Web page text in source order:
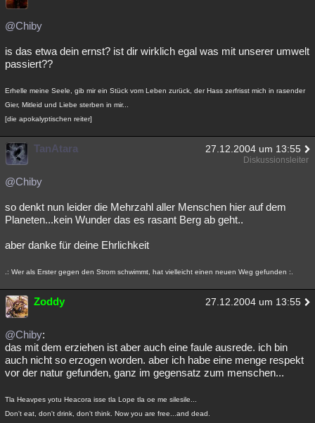
@Chiby
is das etwa dein ernst? ist dir wirklich egal was mit unserer umwelt
passiert??
Erhelle meine Seele, gib mir ein Stück vom Leben zurück, der Hass zerfrisst mich in rasender
Gier, Mitleid und Liebe sterben in mir...
[die apokalyptischen reiter]
TanAtara 27.12.2004 um 13:55
Diskussionsleiter
@Chiby
so denkt nun leider die Mehrzahl aller Menschen hier auf dem
Planeten...kein Wunder das es rasant Berg ab geht..
aber danke für deine Ehrlichkeit
.: Wer als Erster gegen den Strom schwimmt, hat vielleicht einen neuen Weg gefunden :.
Zoddy 27.12.2004 um 13:55
@Chiby:
das mit dem erziehen ist aber auch eine faule ausrede. ich bin
auch nicht so erzogen worden. aber ich habe eine menge respekt
vor der natur gefunden, ganz im gegensatz zum menschen...
Tla Heavpes yotu Heacora isse tla Lope tla oe me silesile...
Don't eat, don't drink, don't think. Now you are free...and dead.